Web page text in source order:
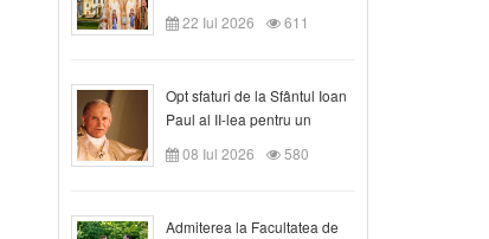
Claudiu!
22 Iul 2026 611
Opt sfaturi de la Sfântul Ioan
Paul al II-lea pentru un
creștin
08 Iul 2026 580
Admiterea la Facultatea de